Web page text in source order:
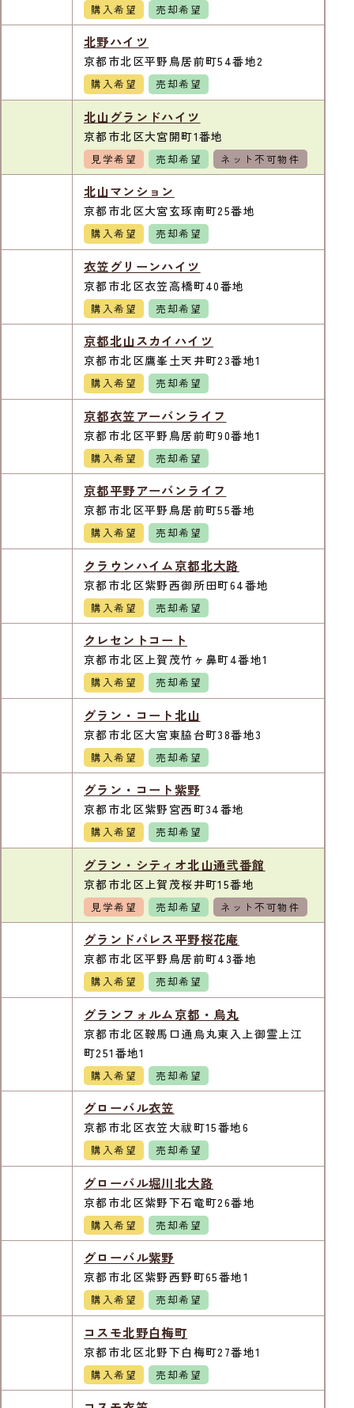
購入希望 売却希望
北野ハイツ
京都市北区平野鳥居前町54番地2
購入希望 売却希望
北山グランドハイツ
京都市北区大宮開町1番地
見学希望 売却希望 ネット不可物件
北山マンション
京都市北区大宮玄琢南町25番地
購入希望 売却希望
衣笠グリーンハイツ
京都市北区衣笠高橋町40番地
購入希望 売却希望
京都北山スカイハイツ
京都市北区鷹峯土天井町23番地1
購入希望 売却希望
京都衣笠アーバンライフ
京都市北区平野鳥居前町90番地1
購入希望 売却希望
京都平野アーバンライフ
京都市北区平野鳥居前町55番地
購入希望 売却希望
クラウンハイム京都北大路
京都市北区紫野西御所田町64番地
購入希望 売却希望
クレセントコート
京都市北区上賀茂竹ヶ鼻町4番地1
購入希望 売却希望
グラン・コート北山
京都市北区大宮東脇台町38番地3
購入希望 売却希望
グラン・コート紫野
京都市北区紫野宮西町34番地
購入希望 売却希望
グラン・シティオ北山通弐番館
京都市北区上賀茂桜井町15番地
見学希望 売却希望 ネット不可物件
グランドパレス平野桜花庵
京都市北区平野鳥居前町43番地
購入希望 売却希望
グランフォルム京都・烏丸
京都市北区鞍馬口通烏丸東入上御霊上江
町251番地1
購入希望 売却希望
グローバル衣笠
京都市北区衣笠大祓町15番地6
購入希望 売却希望
グローバル堀川北大路
京都市北区紫野下石竜町26番地
購入希望 売却希望
グローバル紫野
京都市北区紫野西野町65番地1
購入希望 売却希望
コスモ北野白梅町
京都市北区北野下白梅町27番地1
購入希望 売却希望